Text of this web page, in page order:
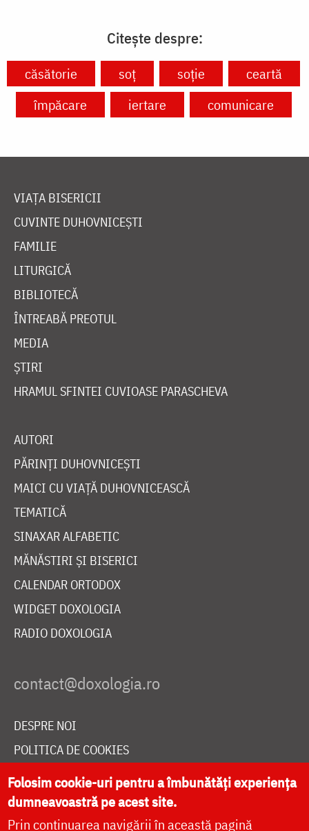
Citește despre:
căsătorie soț soție
ceartă
împăcare
iertare comunicare
VIAȚA BISERICII
CUVINTE DUHOVNICEȘTI
FAMILIE
LITURGICĂ
BIBLIOTECĂ
ÎNTREABĂ PREOTUL
MEDIA
ȘTIRI
HRAMUL SFINTEI CUVIOASE PARASCHEVA
AUTORI
PĂRINȚI DUHOVNICEȘTI
MAICI CU VIAȚĂ DUHOVNICEASCĂ
TEMATICĂ
SINAXAR ALFABETIC
MĂNĂSTIRI ȘI BISERICI
CALENDAR ORTODOX
WIDGET DOXOLOGIA
RADIO DOXOLOGIA
DESPRE NOI
POLITICA DE COOKIES
DONEAZĂ ONLINE PENTRU CATEDRALA NAȚIONALĂ
LIVE
Folosim cookie-uri pentru a îmbunătăți experiența
dumneavoastră pe acest site.
Prin continuarea navigării în această pagină